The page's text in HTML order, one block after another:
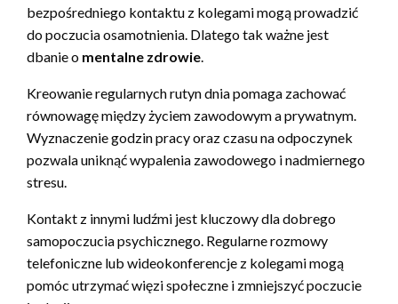
bezpośredniego kontaktu z kolegami mogą prowadzić
do poczucia osamotnienia. Dlatego tak ważne jest
dbanie o mentalne zdrowie.
Kreowanie regularnych rutyn dnia pomaga zachować
równowagę między życiem zawodowym a prywatnym.
Wyznaczenie godzin pracy oraz czasu na odpoczynek
pozwala uniknąć wypalenia zawodowego i nadmiernego
stresu.
Kontakt z innymi ludźmi jest kluczowy dla dobrego
samopoczucia psychicznego. Regularne rozmowy
telefoniczne lub wideokonferencje z kolegami mogą
pomóc utrzymać więzi społeczne i zmniejszyć poczucie